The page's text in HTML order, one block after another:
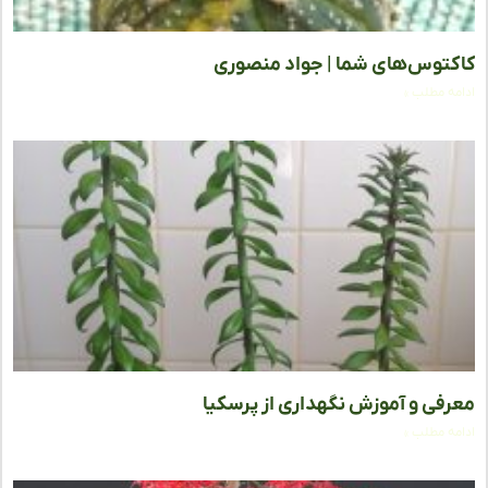
شما | جواد منصوری
مطلب »
و آموزش نگهداری از پرسکیا
مطلب »